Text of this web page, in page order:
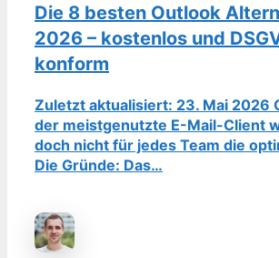
Die 8 besten Outlook
2026 – kostenlos und
konform
Zuletzt aktualisiert: 23. Mai 2026
der meistgenutzte E-Mail-Client
doch nicht für jedes Team die
Die Gründe: Das…